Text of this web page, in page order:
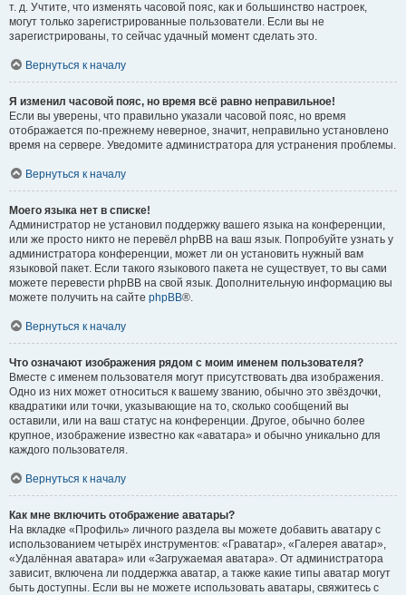
т. д. Учтите, что изменять часовой пояс, как и большинство настроек,
могут только зарегистрированные пользователи. Если вы не
зарегистрированы, то сейчас удачный момент сделать это.
Вернуться к началу
Я изменил часовой пояс, но время всё равно неправильное!
Если вы уверены, что правильно указали часовой пояс, но время
отображается по-прежнему неверное, значит, неправильно установлено
время на сервере. Уведомите администратора для устранения проблемы.
Вернуться к началу
Моего языка нет в списке!
Администратор не установил поддержку вашего языка на конференции,
или же просто никто не перевёл phpBB на ваш язык. Попробуйте узнать у
администратора конференции, может ли он установить нужный вам
языковой пакет. Если такого языкового пакета не существует, то вы сами
можете перевести phpBB на свой язык. Дополнительную информацию вы
можете получить на сайте phpBB®.
Вернуться к началу
Что означают изображения рядом с моим именем пользователя?
Вместе с именем пользователя могут присутствовать два изображения.
Одно из них может относиться к вашему званию, обычно это звёздочки,
квадратики или точки, указывающие на то, сколько сообщений вы
оставили, или на ваш статус на конференции. Другое, обычно более
крупное, изображение известно как «аватара» и обычно уникально для
каждого пользователя.
Вернуться к началу
Как мне включить отображение аватары?
На вкладке «Профиль» личного раздела вы можете добавить аватару с
использованием четырёх инструментов: «Граватар», «Галерея аватар»,
«Удалённая аватара» или «Загружаемая аватара». От администратора
зависит, включена ли поддержка аватар, а также какие типы аватар могут
быть доступны. Если вы не можете использовать аватары, свяжитесь с